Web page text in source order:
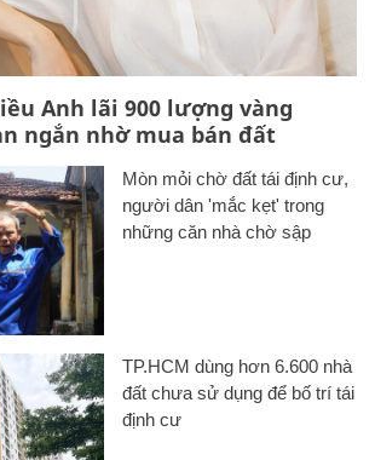
Anh lãi 900 lượng vàng
ngắn nhờ mua bán đất
Mòn mỏi chờ đất tái định cư,
người dân 'mắc kẹt' trong
những căn nhà chờ sập
TP.HCM dùng hơn 6.600 nhà
đất chưa sử dụng để bố trí tái
định cư